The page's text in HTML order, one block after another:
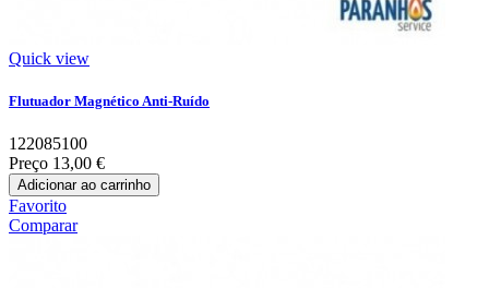
Quick view
Flutuador Magnético Anti-Ruído
122085100
Preço 13,00 €
Adicionar ao carrinho
Favorito
Comparar